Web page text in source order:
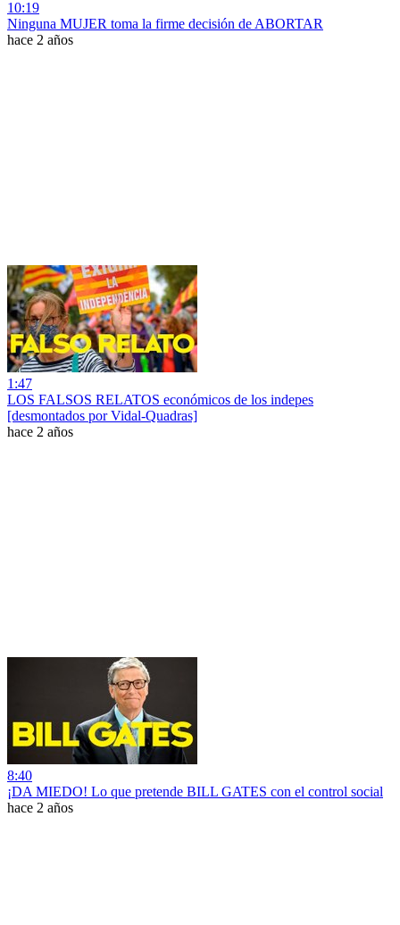
10:19
Ninguna MUJER toma la firme decisión de ABORTAR
hace 2 años
1:47
LOS FALSOS RELATOS económicos de los indepes
[desmontados por Vidal-Quadras]
hace 2 años
8:40
¡DA MIEDO! Lo que pretende BILL GATES con el control social
hace 2 años